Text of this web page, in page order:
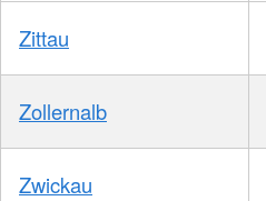
Zittau
Zollernalb
Zwickau